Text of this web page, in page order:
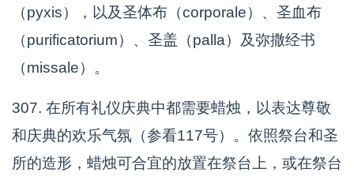
（pyxis），以及圣体布（corporale）、圣血布
（purificatorium）、圣盖（palla）及弥撒经书
（missale）。
307. 在所有礼仪庆典中都需要蜡烛，以表达尊敬
和庆典的欢乐气氛（参看117号）。依照祭台和圣
所的造形，蜡烛可合宜的放置在祭台上，或在祭台